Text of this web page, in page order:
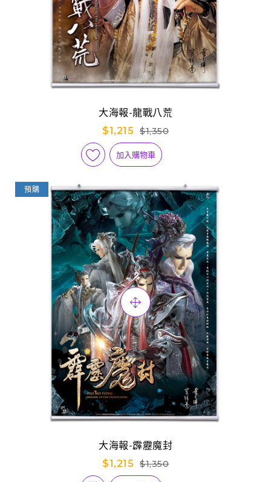
大海報-龍戰八荒
$1,215
$1,350
加入購物車
預購
大海報-霹靂魔封
$1,215
$1,350